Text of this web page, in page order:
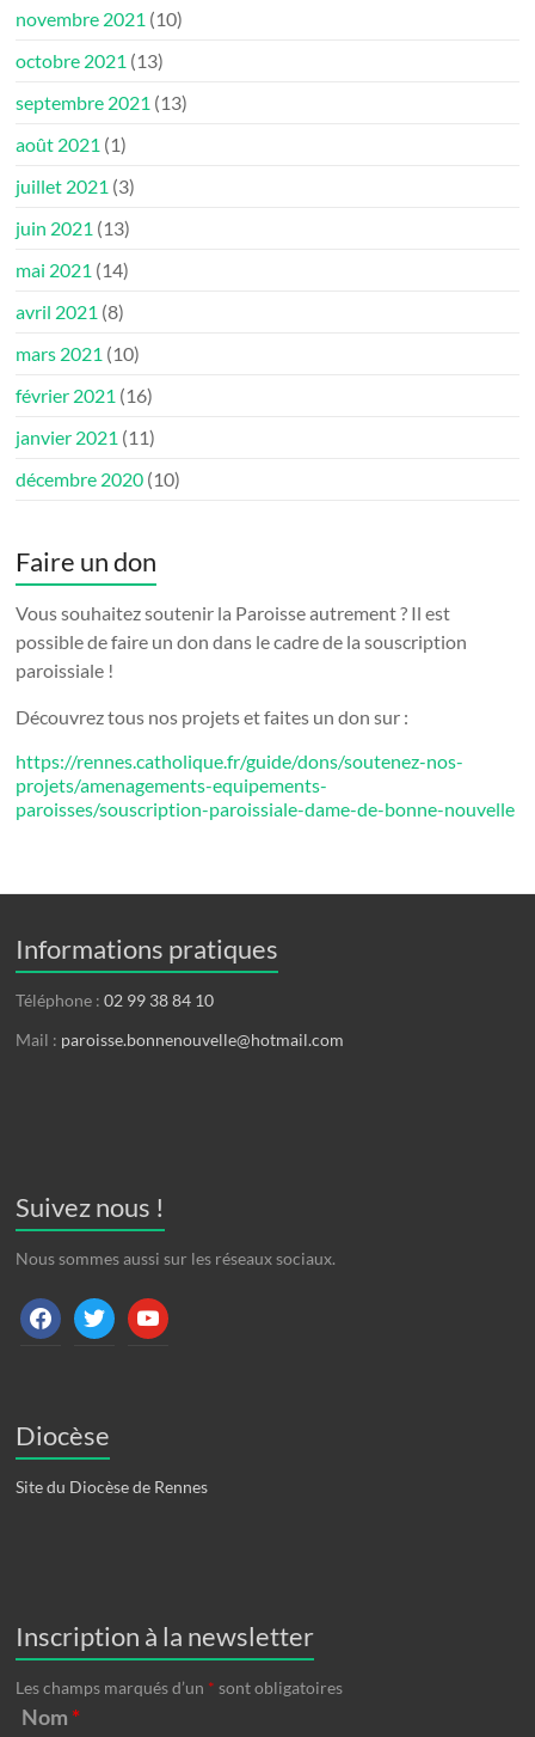
novembre 2021 (10)
octobre 2021 (13)
septembre 2021 (13)
août 2021 (1)
juillet 2021 (3)
juin 2021 (13)
mai 2021 (14)
avril 2021 (8)
mars 2021 (10)
février 2021 (16)
janvier 2021 (11)
décembre 2020 (10)
Faire un don
Vous souhaitez soutenir la Paroisse autrement ? Il est
possible de faire un don dans le cadre de la souscription
paroissiale !
Découvrez tous nos projets et faites un don sur :
https://rennes.catholique.fr/guide/dons/soutenez-nos-
projets/amenagements-equipements-
paroisses/souscription-paroissiale-dame-de-bonne-nouvelle
Informations pratiques
Téléphone :02 99 38 84 10
Mail : paroisse.bonnenouvelle@hotmail.com
Suivez nous !
Nous sommes aussi sur les réseaux sociaux.
facebooktwitter youtube
Diocèse
Site du Diocèse de Rennes
Inscription à la newsletter
Les champs marqués d’un * sont obligatoires
Nom *